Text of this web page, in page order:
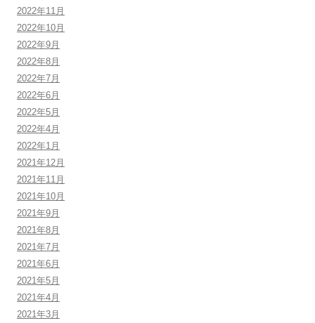
2022年11月
2022年10月
2022年9月
2022年8月
2022年7月
2022年6月
2022年5月
2022年4月
2022年1月
2021年12月
2021年11月
2021年10月
2021年9月
2021年8月
2021年7月
2021年6月
2021年5月
2021年4月
2021年3月